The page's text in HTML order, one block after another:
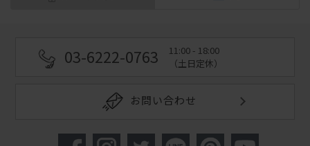
03-6222-0763
11:00 - 18:00
（土日定休）
お問い合わせ